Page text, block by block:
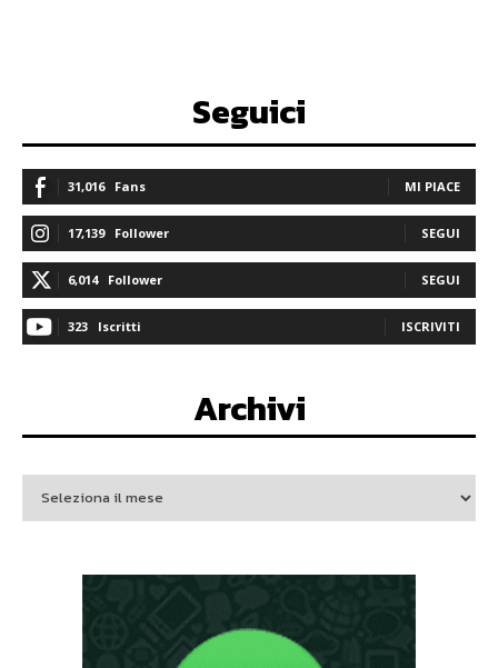
Seguici
31,016 Fans MI PIACE
17,139 Follower SEGUI
6,014 Follower SEGUI
323 Iscritti ISCRIVITI
Archivi